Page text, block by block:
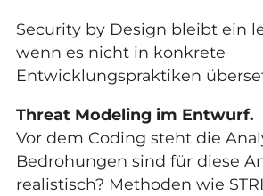
Security by Design bleibt ein
wenn es nicht in konkrete
Entwicklungspraktiken
Threat Modeling im Entwurf.
Vor dem Coding steht die
Bedrohungen sind für diese
realistisch? Methoden wie